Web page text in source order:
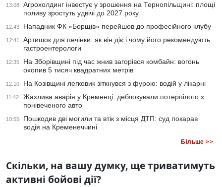
13:08
Агрохолдинг інвестує у зрошення на Тернопільщині: площі
поливу зростуть удвічі до 2027 року
12:43 Нападник ФК «Борщів» перейшов до професійного клубу
12:41
Артишок для печінки: як він діє і чому його рекомендують
гастроентерологи
12:35
На Зборівщині під час жнив загорівся комбайн: вогонь
охопив 5 тисяч квадратних метрів
12:10 На Козівщині легковик зіткнувся з фурою: водій у лікарні
11:42
Жахлива аварія у Кременці: деблокували потерпілого з
понівеченого авто
10:55
Пошкодив дві могили та втік з місця ДТП: суд покарав
водія на Кременеччині
Більше >>
Скільки, на вашу думку, ще триватимуть
активні бойові дії?